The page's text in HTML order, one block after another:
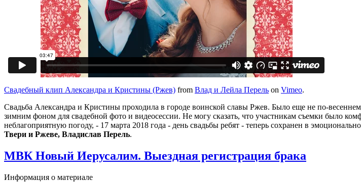
Свадебный клип Александра и Кристины (Ржев) from Влад и Лейла Перель on Vimeo.
Свадьба Александра и Кристины проходила в городе воинской славы Ржев. Было еще не по-
зимним фоном для свадебной фото и видеосессии. Не могу сказать, что участникам съемки было
неблагоприятную погоду, - 17 марта 2018 года - день свадьбы ребят - теперь сохранен в
Твери и Ржеве, Владислав Перель.
МВК Новый Иерусалим. Выездная регистрация брака
Информация о материале